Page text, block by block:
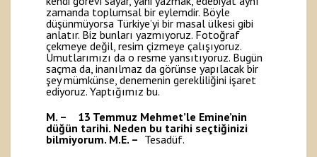
zamanda toplumsal bir eylemdir. Böyle
düşünmüyorsa Türkiye’yi bir masal ülkesi gibi
anlatır. Biz bunları yazmıyoruz. Fotoğraf
çekmeye değil, resim çizmeye çalışıyoruz.
Umutlarımızı da o resme yansıtıyoruz. Bugün
saçma da, inanılmaz da görünse yapılacak bir
şey mümkünse, denemenin gerekliliğini işaret
ediyoruz. Yaptığımız bu.
M. – 13 Temmuz Mehmet’le Emine’nin
düğün tarihi. Neden bu tarihi seçtiğinizi
bilmiyorum. M.E. – Tesadüf.